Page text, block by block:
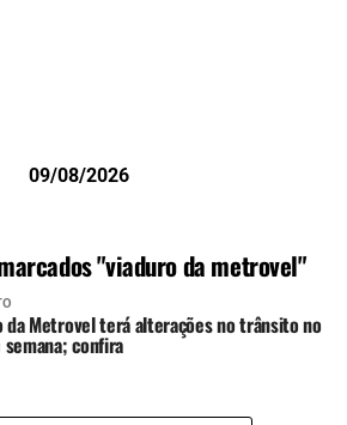
09/08/2026
"viaduro da metrovel"
da Metrovel terá alterações no trânsito no
confira